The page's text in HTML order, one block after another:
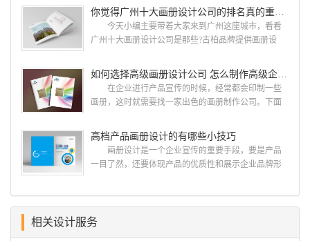
国网络应用的现状和趋势有很深的...
设计画册设计两个都是不能缺少的。标志设计画册设
计 简练、概括、完美!即要成功到几乎找不至更好
的替代方案的程度是我们的目标，其难度比之其它任
用目的、适用范畴并深刻...
你觉得广州十大画册设计公司的排名真的重要吗？
今天小编主要带着大家来到广州这座城市，看看
广州十大画册设计公司是那些?古柏品牌提供画册设
计经验,服务过3000多家的广州集团/单位/产品/目录画
册设计/印刷公司。相信不少喜欢设计的小伙伴都会对
今天的内容感兴趣吧! 一、广州的古柏设计 古
广的专业...
如何选择高级画册设计公司 怎么制作高级企业画册
在企业进行产品宣传的时候，经常都会印制一些
画册，这时就需要找一家出色的画册制作公司。下面
司，怎么制作高级企业画册?高级画册设计公司 如
何选择高级画册设计公司 首先是员工的能力是否
过硬。这包括调研人员观察捕捉信息、与企业顺利沟
练掌握制作软件，深谙画册设...
高档产品画册设计的有哪些小技巧
画册设计是一个企业宣传的重要手段，要是产品
一目了然，还要体现产品的优质性和展示企业品牌形
产品画册设计要注重企业文化，引起客户关注 现
在企业都在使用产品画册来进行市场宣传，高档产品
相关设计服务